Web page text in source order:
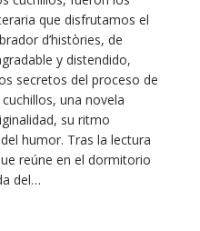
que disfrutamos el
d’històries, de
y distendido,
secretos del proceso de
una novela
su ritmo
humor. Tras la lectura
reúne en el dormitorio
del…